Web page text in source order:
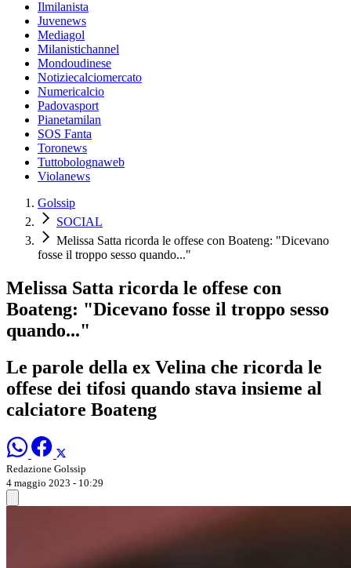
Ilmilanista
Juvenews
Mediagol
Milanistichannel
Mondoudinese
Notiziecalciomercato
Numericalcio
Padovasport
Pianetamilan
SOS Fanta
Toronews
Tuttobolognaweb
Violanews
Golssip
SOCIAL
Melissa Satta ricorda le offese con Boateng: "Dicevano
fosse il troppo sesso quando..."
Melissa Satta ricorda le offese con
Boateng: "Dicevano fosse il troppo sesso
quando..."
Le parole della ex Velina che ricorda le
offese dei tifosi quando stava insieme al
calciatore Boateng
Redazione Golssip
4 maggio 2023 - 10:29